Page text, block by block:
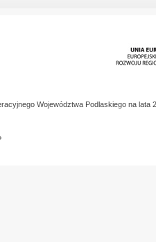
Województwa Podlaskiego na lata